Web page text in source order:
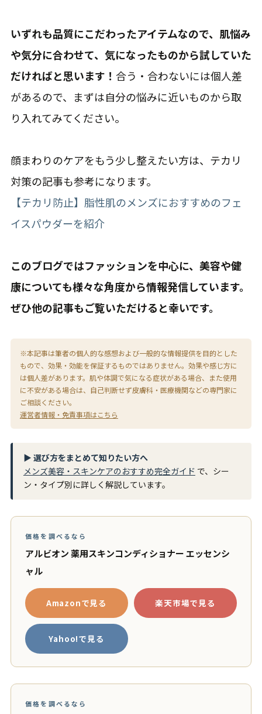
いずれも品質にこだわったアイテムなので、肌悩み
や気分に合わせて、気になったものから試していた
だければと思います！ 合う・合わないには個人差
があるので、まずは自分の悩みに近いものから取
り入れてみてください。
顔まわりのケアをもう少し整えたい方は、テカリ
対策の記事も参考になります。
【テカリ防止】脂性肌のメンズにおすすめのフェ
イスパウダーを紹介
このブログではファッションを中心に、美容や健
康についても様々な角度から情報発信しています。
ぜひ他の記事もご覧いただけると幸いです。
※本記事は筆者の個人的な感想および一般的な情報提供を目的とした
もので、効果・効能を保証するものではありません。効果や感じ方に
は個人差があります。肌や体調で気になる症状がある場合、また使用
に不安がある場合は、自己判断せず皮膚科・医療機関などの専門家に
ご相談ください。
運営者情報・免責事項はこちら
▶ 選び方をまとめて知りたい方へ
メンズ美容・スキンケアのおすすめ完全ガイド で、シー
ン・タイプ別に詳しく解説しています。
価格を調べるなら
アルビオン 薬用スキンコンディショナー エッセンシ
ャル
Amazonで見る 楽天市場で見る
Yahoo!で見る
価格を調べるなら